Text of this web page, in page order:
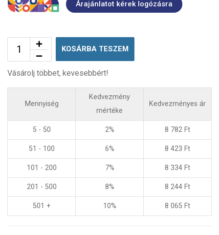
Árajánlatot kérek logózásra
KOSÁRBA TESZEM
Vásárolj többet, kevesebbért!
Mennyiség
Kedvezmény
mértéke
Kedvezményes ár
5 - 50 2% 8 782 Ft
51 - 100 6% 8 423 Ft
101 - 200 7% 8 334 Ft
201 - 500 8% 8 244 Ft
501 + 10% 8 065 Ft